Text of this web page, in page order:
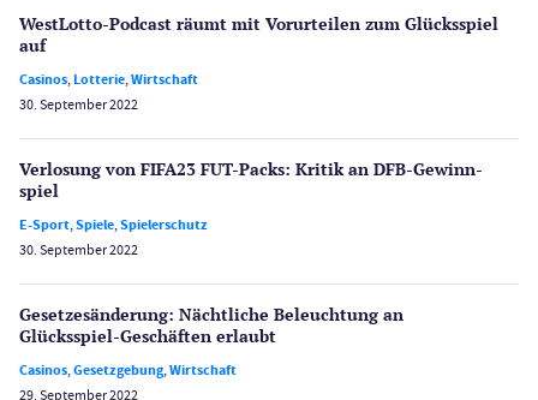
WestLotto-Podcast räumt mit Vorurteilen zum Glücksspiel
auf
Casinos,Lotterie,Wirtschaft
30. September 2022
Verlosung von FIFA23 FUT-Packs: Kritik an DFB-Gewinn­
spiel
E-Sport,Spiele,Spielerschutz
30. September 2022
Gesetzes­änderung: Nächtliche Beleuch­tung an
Glücksspiel-Geschäften erlaubt
Casinos,Gesetzgebung,Wirtschaft
29. September 2022